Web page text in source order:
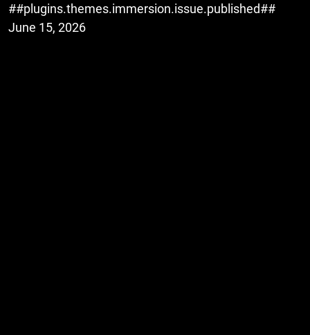
##plugins.themes.immersion.issue.published##
June 15, 2026